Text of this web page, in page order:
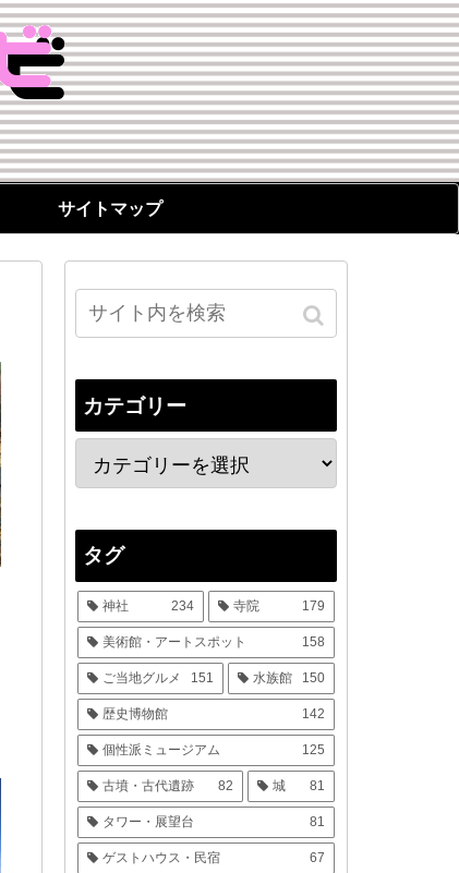
サイトマップ
カテゴリー
タグ
神社 234 寺院 179
美術館・アートスポット 158
ご当地グルメ 151 水族館 150
歴史博物館 142
個性派ミュージアム 125
古墳・古代遺跡 82 城 81
タワー・展望台 81
ゲストハウス・民宿 67